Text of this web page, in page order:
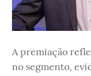
A premiação
no segmento,